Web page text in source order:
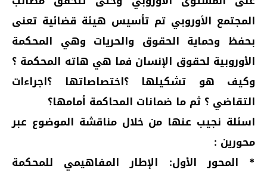
المجتمع الأوروبي تم تأسيس هيئة قضائية تعنى
بحفظ وحماية الحقوق والحريات وهي المحكمة
الأوروبية لحقوق الإنسان فما هي هاته المحكمة ؟
وكيف هو تشكيلها ؟اختصاصاتها ؟اجراءات
التقاضي ؟ ثم ما ضمانات المحاكمة أمامها؟
اسئلة نجيب عنها من خلال مناقشة الموضوع عبر
محورين :
* المحور الأول: الإطار المفاهيمي للمحكمة